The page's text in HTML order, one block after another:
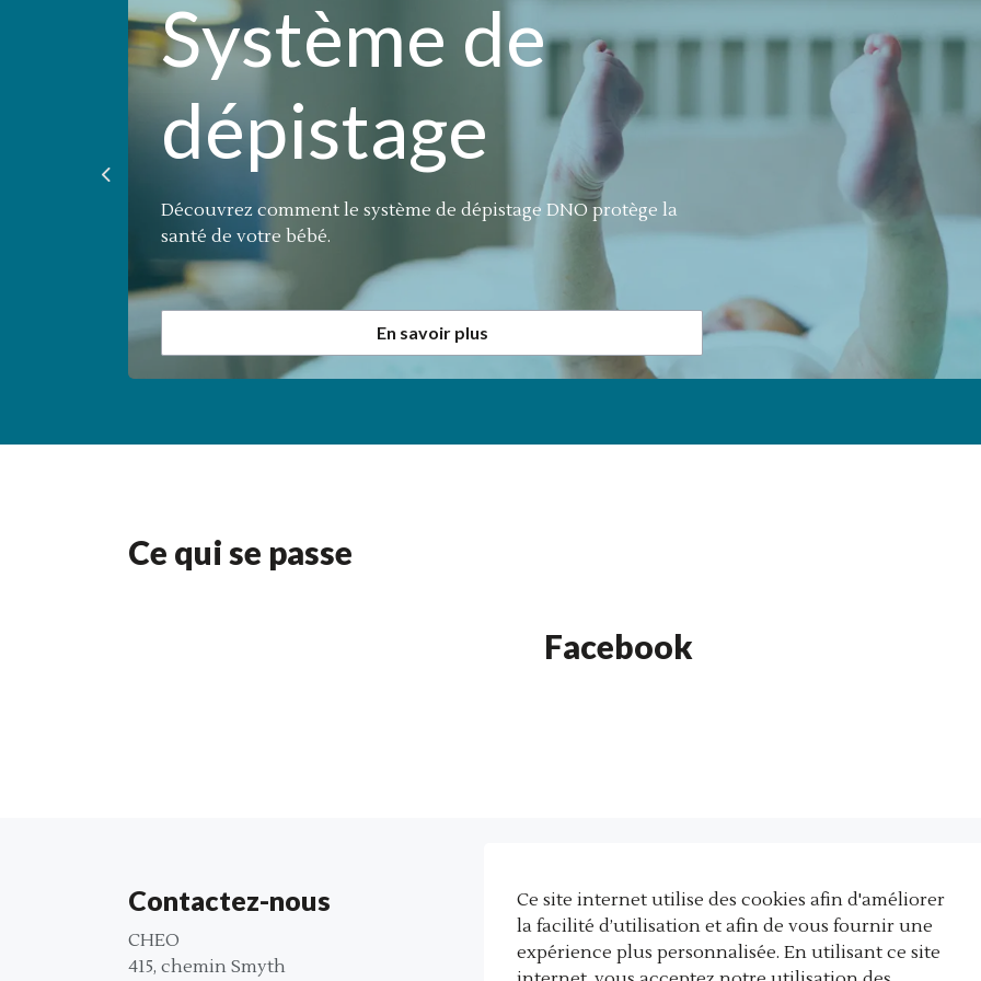
Ce site internet utilise des cookies afin d'améliorer
la facilité d’utilisation et afin de vous fournir une
expérience plus personnalisée. En utilisant ce site
Previous
Système de
dépistage
Découvrez comment le système de dépistage DNO protège la
santé de votre bébé.
En savoir plus
Ce qui se passe
Facebook
Contactez-nous
CHEO
415, chemin Smyth
À propos de DNO (anglais)
Contactez-nous
Carrières